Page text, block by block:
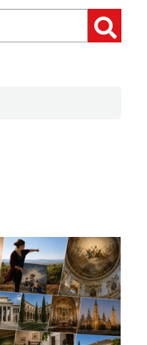
Suchen: